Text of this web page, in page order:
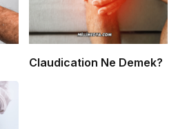
Claudication Ne Demek?